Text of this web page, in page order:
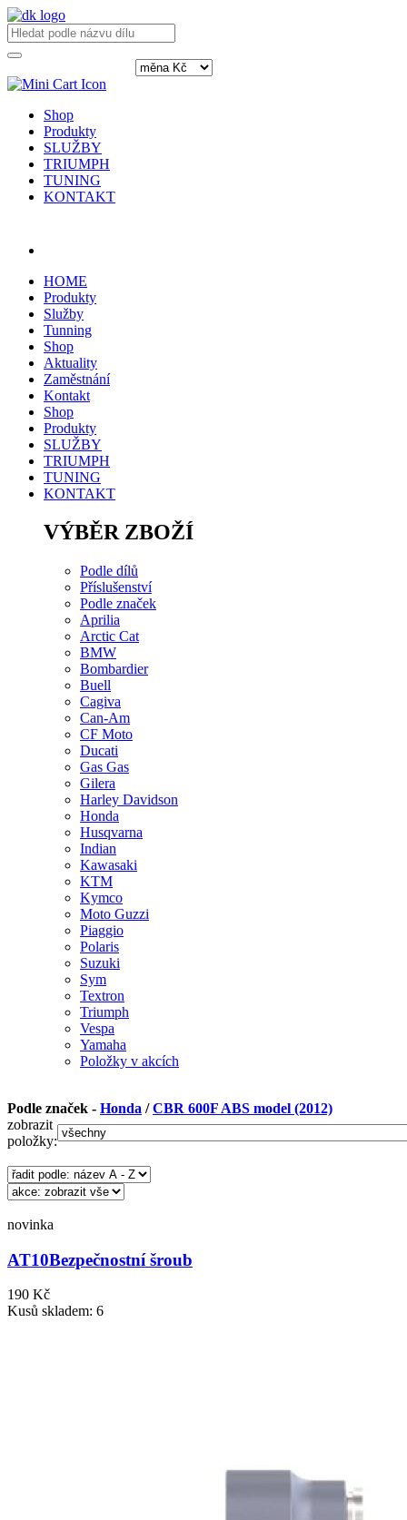
Shop
Produkty
SLUŽBY
TRIUMPH
TUNING
KONTAKT
HOME
Produkty
Služby
Tunning
Shop
Aktuality
Zaměstnání
Kontakt
Shop
Produkty
SLUŽBY
TRIUMPH
TUNING
KONTAKT
VÝBĚR ZBOŽÍ
Podle dílů
Příslušenství
Podle značek
Aprilia
Arctic Cat
BMW
Bombardier
Buell
Cagiva
Can-Am
CF Moto
Ducati
Gas Gas
Gilera
Harley Davidson
Honda
Husqvarna
Indian
Kawasaki
KTM
Kymco
Moto Guzzi
Piaggio
Polaris
Suzuki
Sym
Textron
Triumph
Vespa
Yamaha
Položky v akcích
Podle značek - Honda /CBR 600F ABS model (2012)
zobrazit
položky:
novinka
AT10Bezpečnostní šroub
190 Kč
Kusů skladem: 6